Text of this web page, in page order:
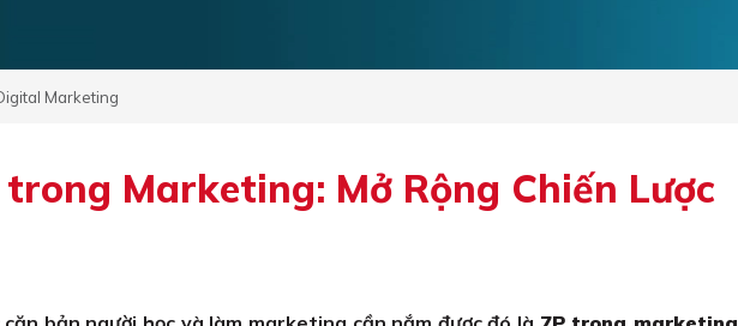
Marketing
Marketing: Mở Rộng Chiến Lược